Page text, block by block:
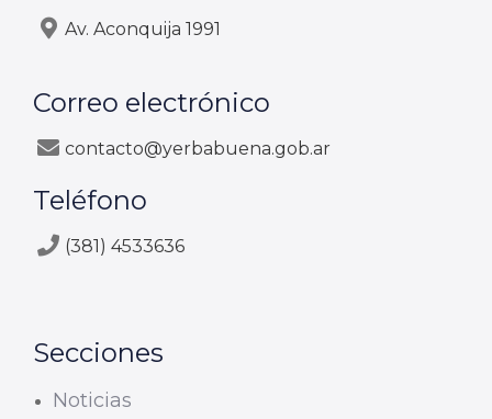
Av. Aconquija 1991
Correo electrónico
contacto@yerbabuena.gob.ar
Teléfono
(381) 4533636
Secciones
Noticias